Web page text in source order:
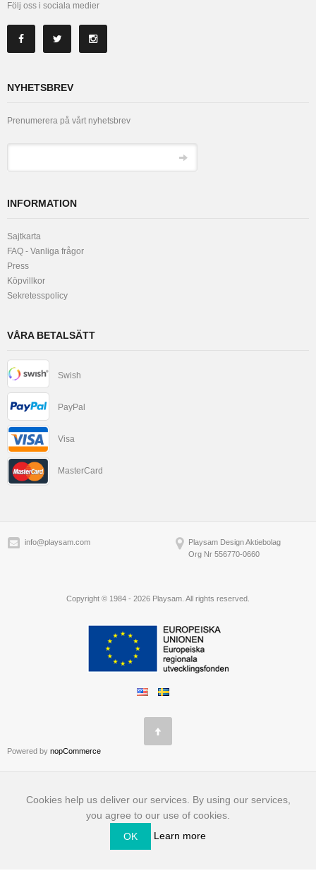
Följ oss i sociala medier
NYHETSBREV
Prenumerera på vårt nyhetsbrev
INFORMATION
Sajtkarta
FAQ - Vanliga frågor
Press
Köpvillkor
Sekretesspolicy
VÅRA BETALSÄTT
Swish
PayPal
Visa
MasterCard
info@playsam.com
Playsam Design Aktiebolag
Org Nr 556770-0660
Copyright © 1984 - 2026 Playsam. All rights reserved.
Powered by nopCommerce
Cookies help us deliver our services. By using our services,
you agree to our use of cookies.
OK
Learn more